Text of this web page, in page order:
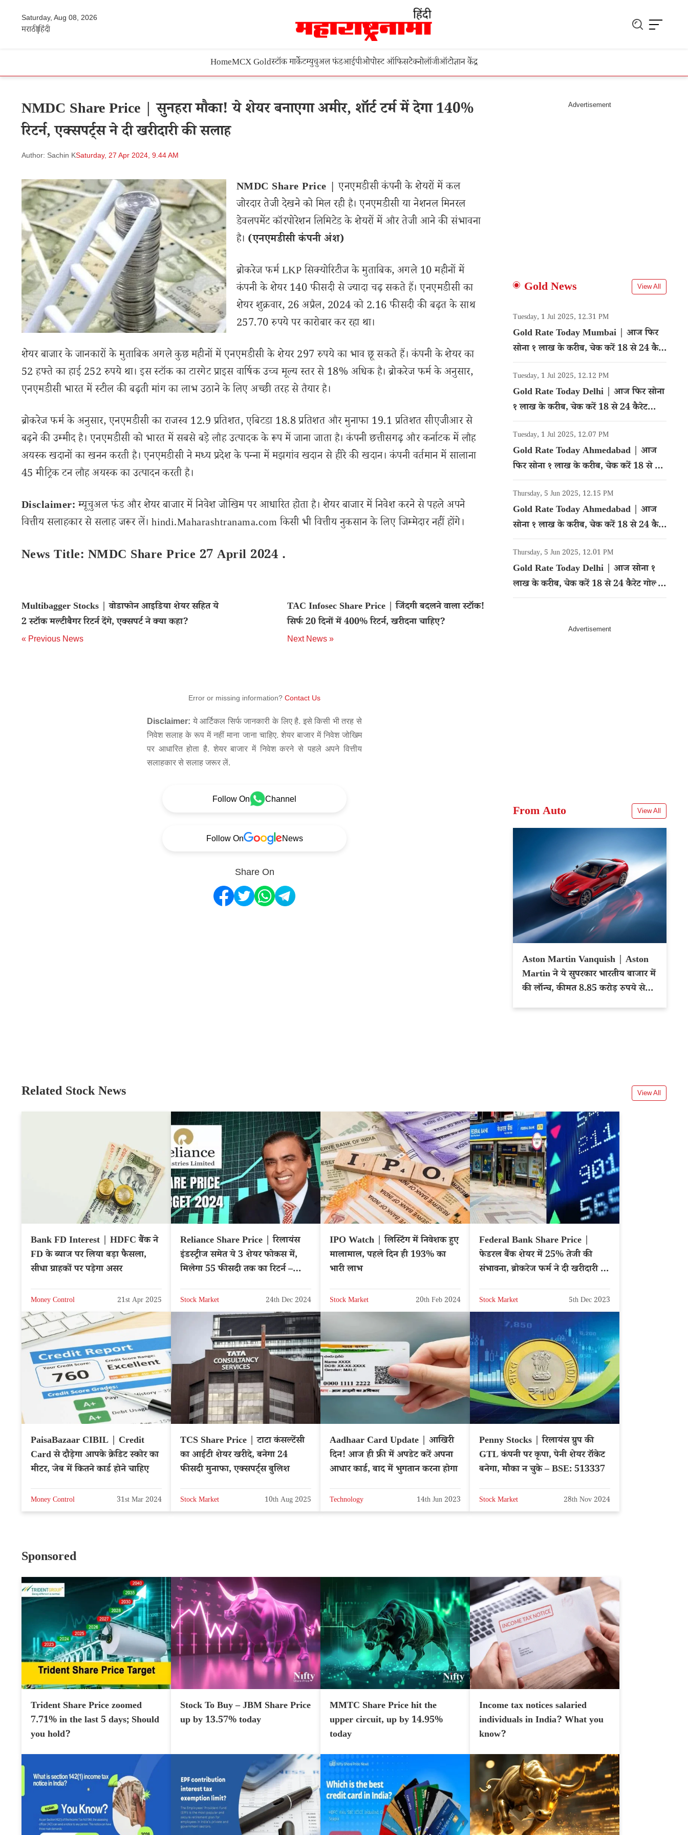
Saturday, Aug 08, 2026
मराठीहिंदी
HomeMCX Goldस्टॉक मार्केटम्युचुअल फंडआईपीओपोस्ट ऑफिसटेक्नोलॉजीऑटोज्ञान केंद्र
NMDC Share Price | सुनहरा मौका! ये शेयर बनाएगा अमीर, शॉर्ट टर्म में देगा 140%
रिटर्न, एक्सपर्ट्स ने दी खरीदारी की सलाह
Author: Sachin KSaturday, 27 Apr 2024, 9.44 AM
NMDC Share Price | एनएमडीसी कंपनी के शेयरों में कल
जोरदार तेजी देखने को मिल रही है। एनएमडीसी या नेशनल मिनरल
डेवलपमेंट कॉरपोरेशन लिमिटेड के शेयरों में और तेजी आने की संभावना
है। (एनएमडीसी कंपनी अंश)
ब्रोकरेज फर्म LKP सिक्योरिटीज के मुताबिक, अगले 10 महीनों में
कंपनी के शेयर 140 फीसदी से ज्यादा चढ़ सकते हैं। एनएमडीसी का
शेयर शुक्रवार, 26 अप्रैल, 2024 को 2.16 फीसदी की बढ़त के साथ
257.70 रुपये पर कारोबार कर रहा था।
शेयर बाजार के जानकारों के मुताबिक अगले कुछ महीनों में एनएमडीसी के शेयर 297 रुपये का भाव छू सकते हैं। कंपनी के शेयर का
52 हफ्ते का हाई 252 रुपये था। इस स्टॉक का टारगेट प्राइस वार्षिक उच्च मूल्य स्तर से 18% अधिक है। ब्रोकरेज फर्म के अनुसार,
एनएमडीसी भारत में स्टील की बढ़ती मांग का लाभ उठाने के लिए अच्छी तरह से तैयार है।
ब्रोकरेज फर्म के अनुसार, एनएमडीसी का राजस्व 12.9 प्रतिशत, एबिटडा 18.8 प्रतिशत और मुनाफा 19.1 प्रतिशत सीएजीआर से
बढ़ने की उम्मीद है। एनएमडीसी को भारत में सबसे बड़े लौह उत्पादक के रूप में जाना जाता है। कंपनी छत्तीसगढ़ और कर्नाटक में लौह
अयस्क खदानों का खनन करती है। एनएमडीसी ने मध्य प्रदेश के पन्ना में मझगांव खदान से हीरे की खदान। कंपनी वर्तमान में सालाना
45 मीट्रिक टन लौह अयस्क का उत्पादन करती है।
Disclaimer:म्यूचुअल फंड और शेयर बाजार में निवेश जोखिम पर आधारित होता है। शेयर बाजार में निवेश करने से पहले अपने
वित्तीय सलाहकार से सलाह जरूर लें। hindi.Maharashtranama.com किसी भी वित्तीय नुकसान के लिए जिम्मेदार नहीं होंगे।
News Title: NMDC Share Price 27 April 2024 .
Multibagger Stocks | वोडाफोन आइडिया शेयर सहित ये
2 स्टॉक मल्टीबैगर रिटर्न देंगे, एक्सपर्ट ने क्या कहा?
« Previous News
TAC Infosec Share Price | जिंदगी बदलने वाला स्टॉक!
सिर्फ 20 दिनों में 400% रिटर्न, खरीदना चाहिए?
Next News »
Error or missing information? Contact Us
Disclaimer: ये आर्टिकल सिर्फ जानकारी के लिए है. इसे किसी भी तरह से
निवेश सलाह के रूप में नहीं माना जाना चाहिए. शेयर बाजार में निवेश जोखिम
पर आधारित होता है. शेयर बाजार में निवेश करने से पहले अपने वित्तीय
सलाहकार से सलाह जरूर लें.
Follow On Channel
Follow On News
Share On
Gold News View All
Tuesday, 1 Jul 2025, 12.31 PM
Gold Rate Today Mumbai | आज फिर
सोना १ लाख के करीब, चेक करें 18 से 24 कैरेट
गोल्ड का रेट
Tuesday, 1 Jul 2025, 12.12 PM
Gold Rate Today Delhi | आज फिर सोना
१ लाख के करीब, चेक करें 18 से 24 कैरेट
गोल्ड का रेट
Tuesday, 1 Jul 2025, 12.07 PM
Gold Rate Today Ahmedabad | आज
फिर सोना १ लाख के करीब, चेक करें 18 से 24
कैरेट गोल्ड का रेट
Thursday, 5 Jun 2025, 12.15 PM
Gold Rate Today Ahmedabad | आज
सोना १ लाख के करीब, चेक करें 18 से 24 कैरेट
गोल्ड का रेट
Thursday, 5 Jun 2025, 12.01 PM
Gold Rate Today Delhi | आज सोना १
लाख के करीब, चेक करें 18 से 24 कैरेट गोल्ड
का रेट
From Auto View All
Aston Martin Vanquish | Aston
Martin ने ये सुपरकार भारतीय बाजार में
की लॉन्च, कीमत 8.85 करोड़ रुपये से
Related Stock News View All
Bank FD Interest | HDFC बैंक ने
FD के ब्याज पर लिया बड़ा फैसला,
सीधा ग्राहकों पर पड़ेगा असर
Money Control 21st Apr 2025
Reliance Share Price | रिलायंस
इंडस्ट्रीज समेत ये 3 शेयर फोकस में,
मिलेगा 55 फीसदी तक का रिटर्न –
Stock Market 24th Dec 2024
IPO Watch | लिस्टिंग में निवेशक हुए
मालामाल, पहले दिन ही 193% का
भारी लाभ
Stock Market 20th Feb 2024
Federal Bank Share Price |
फेडरल बैंक शेयर में 25% तेजी की
संभावना, ब्रोकरेज फर्म ने दी खरीदारी की
Stock Market 5th Dec 2023
PaisaBazaar CIBIL | Credit
Card से दौड़ेगा आपके क्रेडिट स्कोर का
मीटर, जेब में कितने कार्ड होने चाहिए
Money Control 31st Mar 2024
TCS Share Price | टाटा कंसल्टेंसी
का आईटी शेयर खरीदे, बनेगा 24
फीसदी मुनाफा, एक्सपर्ट्स बुलिश
Stock Market 10th Aug 2025
Aadhaar Card Update | आखिरी
दिन! आज ही फ्री में अपडेट करें अपना
आधार कार्ड, बाद में भुगतान करना होगा
Technology 14th Jun 2023
Penny Stocks | रिलायंस ग्रुप की
GTL कंपनी पर कृपा, पेनी शेयर रॉकेट
बनेगा, मौका न चुके – BSE: 513337
Stock Market 28th Nov 2024
Sponsored
Trident Share Price zoomed
7.71% in the last 5 days; Should
you hold?
Stock To Buy – JBM Share Price
up by 13.57% today
MMTC Share Price hit the
upper circuit, up by 14.95%
today
Income tax notices salaried
individuals in India? What you
know?